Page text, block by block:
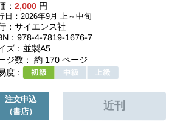
：2,000 円
日：2026年9月 上～中旬
：サイエンス社
：978-4-7819-1676-7
ズ：並製A5
ジ数： 約 170 ページ
度：
注文申込
（書店）